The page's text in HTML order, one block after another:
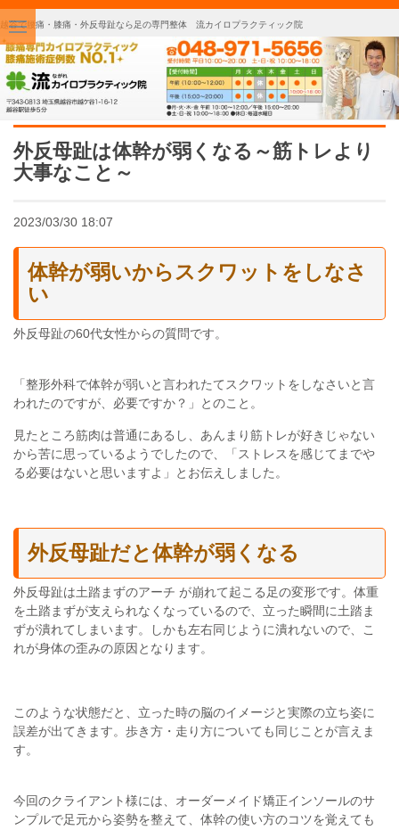
越谷で腰痛・膝痛・外反母趾なら足の専門整体 流カイロプラクティック院
外反母趾は体幹が弱くなる～筋トレより
大事なこと～
2023/03/30 18:07
体幹が弱いからスクワットをしなさ
い
外反母趾の60代女性からの質問です。
「整形外科で体幹が弱いと言われたてスクワットをしなさいと言
われたのですが、必要ですか？」とのこと。
見たところ筋肉は普通にあるし、あんまり筋トレが好きじゃない
から苦に思っているようでしたので、「ストレスを感じてまでや
る必要はないと思いますよ」とお伝えしました。
外反母趾だと体幹が弱くなる
外反母趾は土踏まずのアーチ が崩れて起こる足の変形です。体重
を土踏まずが支えられなくなっているので、立った瞬間に土踏ま
ずが潰れてしまいます。しかも左右同じように潰れないので、こ
れが身体の歪みの原因となります。
このような状態だと、立った時の脳のイメージと実際の立ち姿に
誤差が出てきます。歩き方・走り方についても同じことが言えま
す。
今回のクライアント様には、オーダーメイド矯正インソールのサ
ンプルで足元から姿勢を整えて、体幹の使い方のコツを覚えても